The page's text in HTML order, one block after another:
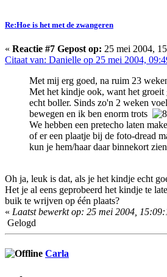
Re:Hoe is het met de zwangeren
« Reactie #7 Gepost op: 25 mei 2004,
Citaat van: Danielle op 25 mei 2004,
Met mij erg goed, na ruim 23
Met het kindje ook, want het
echt boller. Sinds zo'n 2 weken
bewegen en ik ben enorm trots
We hebben een pretecho laten
of er een plaatje bij de foto-dread
kun je hem/haar daar binnekort
Oh ja, leuk is dat, als je het kindje echt
Het je al eens geprobeerd het kindje te
buik te wrijven op één plaats?
« Laatst bewerkt op: 25 mei 2004,
Gelogd
Carla